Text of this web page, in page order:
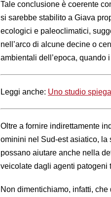
Tale conclusione è coerente
si sarebbe stabilito a Giava
ecologici e paleoclimatici,
nell’arco di alcune decine o
ambientali dell’epoca, quando
Leggi anche: Uno studio
Oltre a fornire indirettamente
ominini nel Sud-est asiatico, la
possano aiutare anche nella
veicolate dagli agenti patogeni
Non dimentichiamo, infatti, che